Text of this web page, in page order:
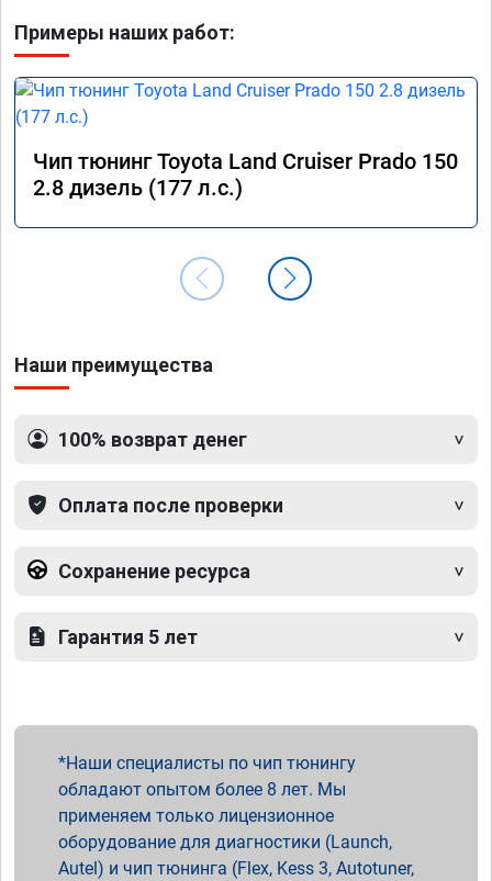
Примеры наших работ:
Чип тюнинг Toyota Land Cruiser Prado 150
2.8 дизель (177 л.с.)
Наши преимущества
100% возврат денег
Оплата после проверки
Сохранение ресурса
Гарантия 5 лет
Наши специалисты по чип тюнингу
обладают опытом более 8 лет. Мы
применяем только лицензионное
оборудование для диагностики (Launch,
Autel) и чип тюнинга (Flex, Kess 3, Autotuner,